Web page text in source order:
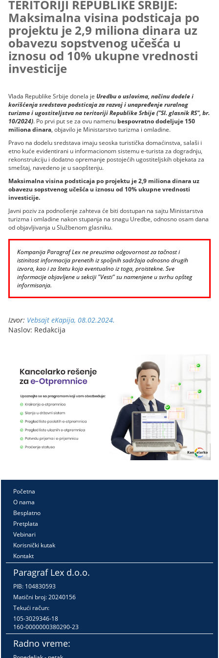
TERITORIJI REPUBLIKE SRBIJE:
Maksimalna visina podsticaja po
projektu je 2,9 miliona dinara uz
obavezu sopstvenog učešća u
iznosu od 10% ukupne vrednosti
investicije
Vlada Republike Srbije donela jeUredbu o uslovima, načinu dodele i
korišćenja sredstava podsticaja za razvoj i unapređenje ruralnog
turizma i ugostiteljstva na teritoriji Republike Srbije ("Sl. glasnik RS", br.
10/2024). Po prvi put se za ovu namenu bespovratno dodeljuje 150
miliona dinara, objavilo je Ministarstvo turizma i omladine.
Pravo na dodelu sredstava imaju seoska turistička domaćinstva, salaši i
etno kuće evidentirani u informacionom sistemu e-turista za dogradnju,
rekonstrukciju i dodatno opremanje postojećih ugostiteljskih objekata za
smeštaj, navedeno je u saopštenju.
Maksimalna visina podsticaja po projektu je 2,9 miliona dinara uz
obavezu sopstvenog učešća u iznosu od 10% ukupne vrednosti
investicije.
Javni poziv za podnošenje zahteva će biti dostupan na sajtu Ministarstva
turizma i omladine nakon stupanja na snagu Uredbe, odnosno osam dana
od objavljivanja u Službenom glasniku.
Kompanija Paragraf Lex ne preuzima odgovornost za tačnost i
istinitost informacija prenetih iz spoljnih sadržaja odnosno drugih
izvora, kao i za štetu koja eventualno iz toga, proistekne. Sve
informacije objavljene u sekciji "Vesti" su namenjene u svrhu opšteg
informisanja.
Izvor: Vebsajt eKapija, 08.02.2024.
Naslov: Redakcija
Početna
O nama
Besplatno
Pretplata
Vebinari
Korisnički kutak
Kontakt
Paragraf Lex d.o.o.
PIB: 104830593
Matični broj: 20240156
Tekući račun:
105-3029346-18
160-0000000380290-23
Radno vreme: